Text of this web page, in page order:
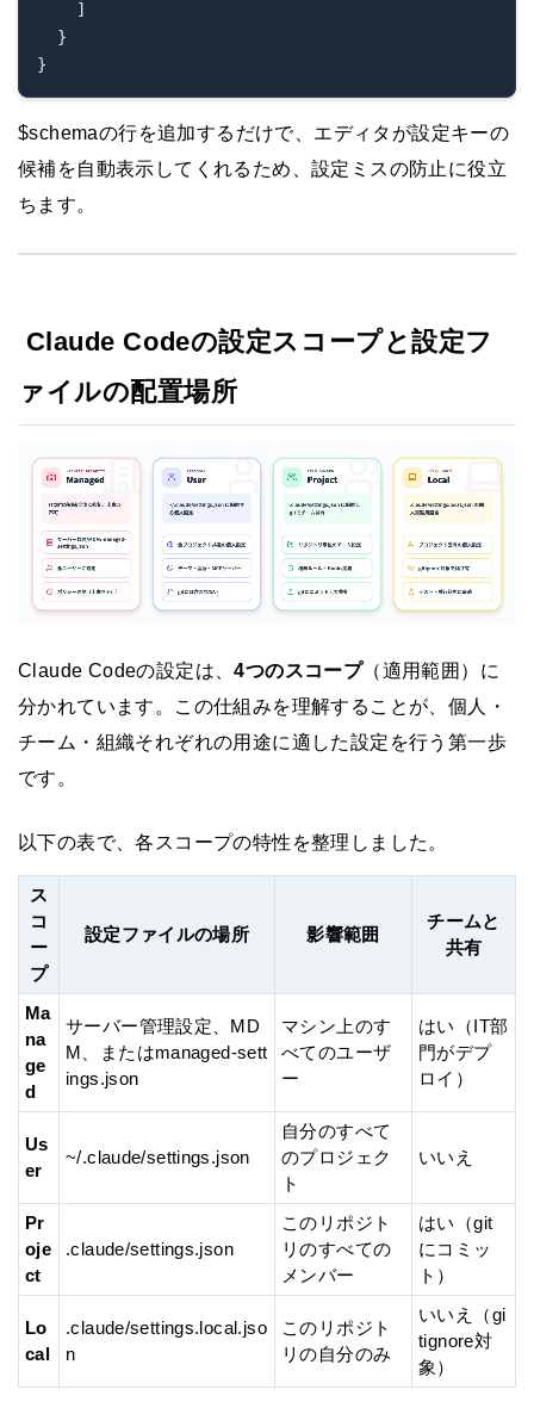
$schemaの行を追加するだけで、エディタが設定キーの
候補を自動表示してくれるため、設定ミスの防止に役立
ちます。
Claude Codeの設定スコープと設定フ
ァイルの配置場所
Claude Codeの設定は、4つのスコープ（適用範囲）に
分かれています。この仕組みを理解することが、個人・
チーム・組織それぞれの用途に適した設定を行う第一歩
です。
以下の表で、各スコープの特性を整理しました。
ス
コ
ー
プ
設定ファイルの場所 影響範囲
チームと
共有
Ma
na
ge
d
サーバー管理設定、MD
M、またはmanaged-sett
ings.json
マシン上のす
べてのユーザ
ー
はい（IT部
門がデプ
ロイ）
Us
er
~/.claude/settings.json
自分のすべて
のプロジェク
ト
いいえ
Pr
oje
ct
.claude/settings.json
このリポジト
リのすべての
メンバー
はい（git
にコミッ
ト）
Lo
cal
.claude/settings.local.jso
n
このリポジト
リの自分のみ
いいえ（gi
tignore対
象）